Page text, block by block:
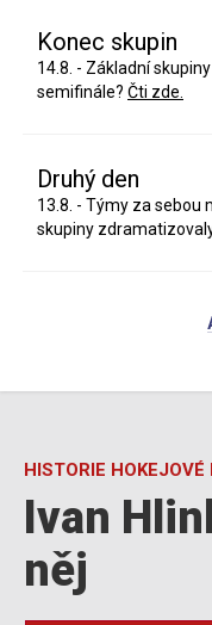
Konec skupin
14.8. - Základní
semifinále? Čti zde.
Druhý den
13.8. - Týmy za sebou
skupiny
HISTORIE HOKEJOVÉ
Ivan
něj